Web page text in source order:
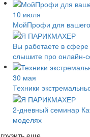
10 июля
МойПрофи для вашего
Вы работаете в сфере
слышите про онлайн-
30 мая
Техники
2-дневный семинар
моделях
еще